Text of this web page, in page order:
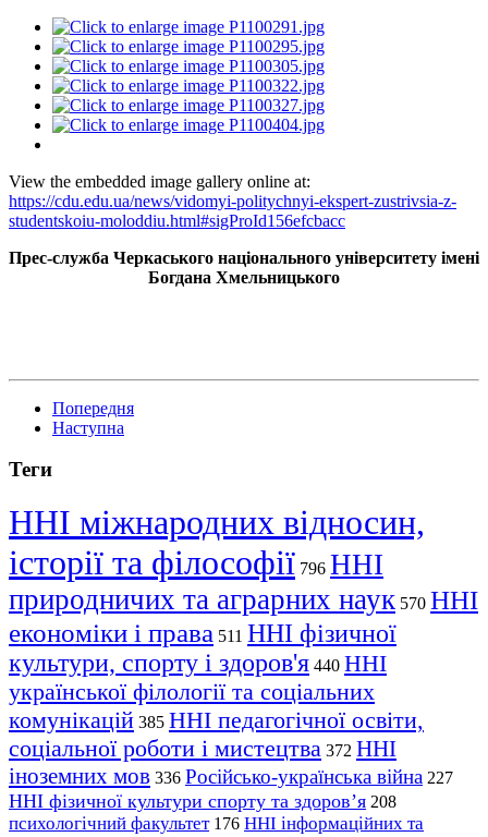
View the embedded image gallery online at:
https://cdu.edu.ua/news/vidomyi-politychnyi-ekspert-zustrivsia-z-
studentskoiu-moloddiu.html#sigProId156efcbacc
Прес-служба Черкаського національного університету імені
Богдана Хмельницького
Попередня
Наступна
Теги
ННІ міжнародних відносин,
історії та філософії 796 ННІ
природничих та аграрних наук 570 ННІ
економіки і права 511 ННІ фізичної
культури, спорту і здоров'я 440 ННІ
української філології та соціальних
комунікацій 385 ННІ педагогічної освіти,
соціальної роботи і мистецтва 372 ННІ
іноземних мов 336 Російсько-українська війна 227
ННІ фізичної культури спорту та здоров’я 208
психологічний факультет 176 ННІ інформаційних та